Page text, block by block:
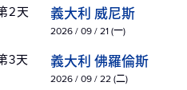
2天 義大利 威尼斯
2026 / 09 / 21 (一)
3天 義大利 佛羅倫斯
2026 / 09 / 22 (二)